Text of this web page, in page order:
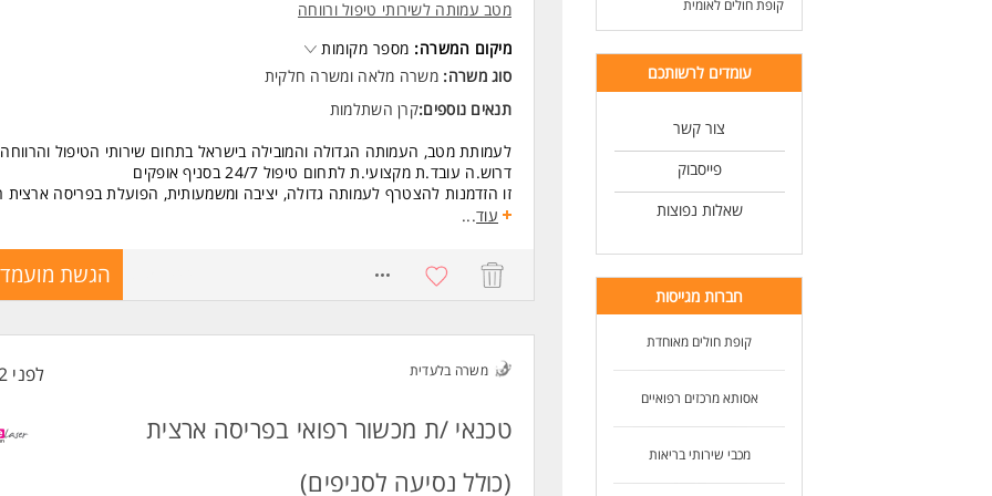
קופת חולים לאומית
עומדים לרשותכם
צור קשר
פייסבוק
שאלות נפוצות
חברות מגייסות
קופת חולים מאוחדת
אסותא מרכזים רפואיים
מכבי שירותי בריאות
ניסיון ממפעל מזון או תרופות - יתרון
שליטה באנגלית המשרה מיועדת לנשים ולגברים כאחד.
לעוד משרות ומידע על Personal job >
מטב עמותה לשירותי טיפול ורווחה
מיקום המשרה: מספר מקומות
סוג משרה: משרה מלאה ומשרה חלקית
תנאים נוספים:קרן השתלמות
לעמותת מטב, העמותה הגדולה והמובילה בישראל בתחום שירותי הטיפול
דרוש.ה עובד.ת מקצועי.ת לתחום טיפול 24/7 בסניף אופקים
זו הזדמנות להצטרף לעמותה גדולה, יציבה ומשמעותית, הפועלת בפריסה ארצית
עם כ55 סניפים ומובילה את תחום הסיעוד והטיפול בקהילה.
ריכוז תחום הטיפול באמצעות מטפלים מחול, תוך ליווי מקצועי של משפחות
שירות, ביקורי בית, שימור לקוחות ומתן מענה לצרכים משתנים. עבודה מול ביטוח
מה אנחנו מציעים?
עבודה בעמותה מובילה, גדולה ויציבה
תפקיד משמעותי עם תרומה אמיתית למשפחות
תנאים טובים ואפשרויות קידום והתפתחות מקצועית בתוך הארגון
דרישות התפקיד:
עוד...
הגשת
משרה בלעדית לפני 32 דקות
טכנאי /ת מכשור רפואי בפריסה ארצית
(כולל נסיעה לסניפים)